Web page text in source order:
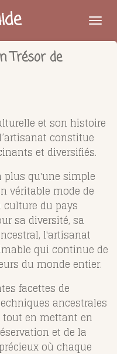
Trésor de
et son histoire
constitue
et diversifiés.
plus qu'une simple
véritable mode de
culture du pays
sa diversité, sa
l'artisanat
qui continue de
du monde entier.
facettes de
ancestrales
tout en mettant en
et de la
où chaque